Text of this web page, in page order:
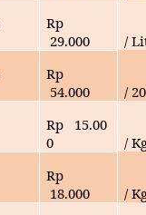
Rp
29.000
/
Rp
54.000 /
Rp
15.00
0
/
Rp
18.000 /